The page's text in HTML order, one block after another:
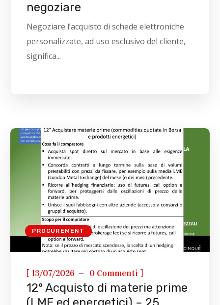
negoziare
Negoziare l’acquisto di schede elettroniche
personalizzate, ad uso esclusivo del cliente,
significa...
PROCUREMENT
[13/07/2026 0 Commenti ]
12° Acquisto di materie prime